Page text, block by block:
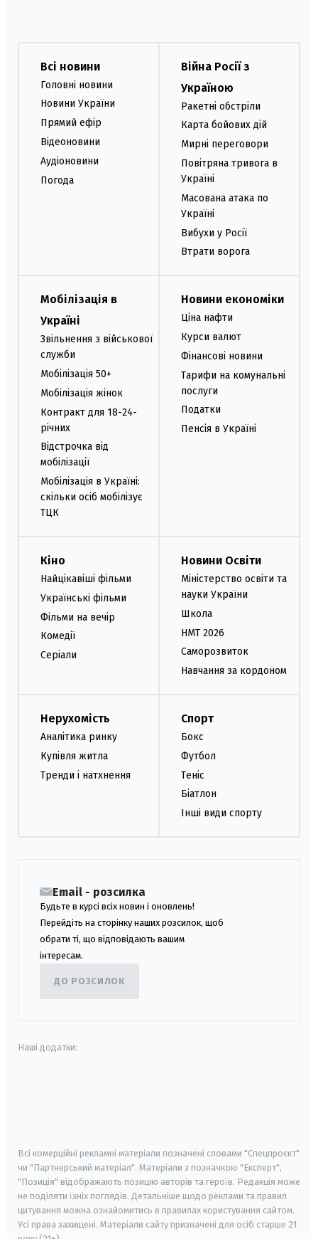
Всі новини
Головні новини
Новини України
Прямий ефір
Відеоновини
Аудіоновини
Погода
Війна Росії з
Україною
Ракетні обстріли
Карта бойових дій
Мирні переговори
Повітряна тривога в
Україні
Масована атака по
Україні
Вибухи у Росії
Втрати ворога
Мобілізація в
Україні
Звільнення з військової
служби
Мобілізація 50+
Мобілізація жінок
Контракт для 18-24-
річних
Відстрочка від
мобілізації
Мобілізація в Україні:
скільки осіб мобілізує
ТЦК
Новини економіки
Ціна нафти
Курси валют
Фінансові новини
Тарифи на комунальні
послуги
Податки
Пенсія в Україні
Кіно
Найцікавіші фільми
Українські фільми
Фільми на вечір
Комедії
Серіали
Новини Освіти
Міністерство освіти та
науки України
Школа
НМТ 2026
Саморозвиток
Навчання за кордоном
Нерухомість
Аналітика ринку
Купівля житла
Тренди і натхнення
Спорт
Бокс
Футбол
Теніс
Біатлон
Інші види спорту
Email - розсилка
Будьте в курсі всіх новин і оновлень!
Перейдіть на сторінку наших розсилок, щоб
обрати ті, що відповідають вашим
інтересам.
ДО РОЗСИЛОК
Наші додатки:
Всі комерційні рекламні матеріали позначені словами "Спецпроєкт"
чи "Партнерський матеріал". Матеріали з позначкою "Експерт",
"Позиція" відображають позицію авторів та героїв. Редакція може
не поділяти їхніх поглядів. Детальніше щодо реклами та правил
цитування можна ознайомитись в правилах користування сайтом.
Усі права захищені. Матеріали сайту призначені для осіб старше 21